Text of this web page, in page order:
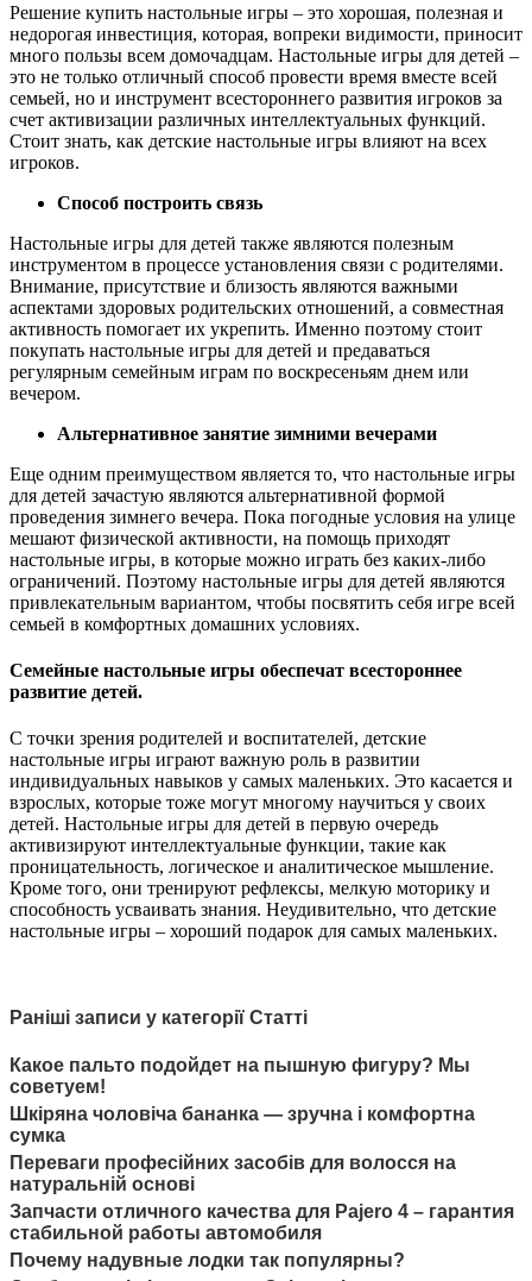
Решение купить настольные игры – это хорошая, полезная и
недорогая инвестиция, которая, вопреки видимости, приносит
много пользы всем домочадцам. Настольные игры для детей –
это не только отличный способ провести время вместе всей
семьей, но и инструмент всестороннего развития игроков за
счет активизации различных интеллектуальных функций.
Стоит знать, как детские настольные игры влияют на всех
игроков.
Способ построить связь
Настольные игры для детей также являются полезным
инструментом в процессе установления связи с родителями.
Внимание, присутствие и близость являются важными
аспектами здоровых родительских отношений, а совместная
активность помогает их укрепить. Именно поэтому стоит
покупать настольные игры для детей и предаваться
регулярным семейным играм по воскресеньям днем ​​или
вечером.
Альтернативное занятие зимними вечерами
Еще одним преимуществом является то, что настольные игры
для детей зачастую являются альтернативной формой
проведения зимнего вечера. Пока погодные условия на улице
мешают физической активности, на помощь приходят
настольные игры, в которые можно играть без каких-либо
ограничений. Поэтому настольные игры для детей являются
привлекательным вариантом, чтобы посвятить себя игре всей
семьей в комфортных домашних условиях.
Семейные настольные игры обеспечат всестороннее
развитие детей.
С точки зрения родителей и воспитателей, детские
настольные игры играют важную роль в развитии
индивидуальных навыков у самых маленьких. Это касается и
взрослых, которые тоже могут многому научиться у своих
детей. Настольные игры для детей в первую очередь
активизируют интеллектуальные функции, такие как
проницательность, логическое и аналитическое мышление.
Кроме того, они тренируют рефлексы, мелкую моторику и
способность усваивать знания. Неудивительно, что детские
настольные игры – хороший подарок для самых маленьких.
Раніші записи у категорії Статті
Какое пальто подойдет на пышную фигуру? Мы
советуем!
Шкіряна чоловіча бананка — зручна і комфортна
сумка
Переваги професійних засобів для волосся на
натуральній основі
Запчасти отличного качества для Pajero 4 – гарантия
стабильной работы автомобиля
Почему надувные лодки так популярны?